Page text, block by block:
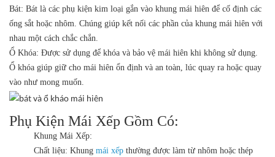
Bát: Bát là các phụ kiện kim loại gắn vào khung mái hiên để cố định các
ống sắt hoặc nhôm. Chúng giúp kết nối các phần của khung mái hiên với
nhau một cách chắc chắn.
Ổ Khóa: Được sử dụng để khóa và bảo vệ mái hiên khi không sử dụng.
Ổ khóa giúp giữ cho mái hiên ổn định và an toàn, lúc quay ra hoặc quay
vào như mong muốn.
Phụ Kiện Mái Xếp Gồm Có:
Khung Mái Xếp:
Chất liệu: Khung mái xếp thường được làm từ nhôm hoặc thép